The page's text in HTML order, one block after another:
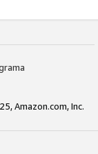
Amazon.com, Inc.